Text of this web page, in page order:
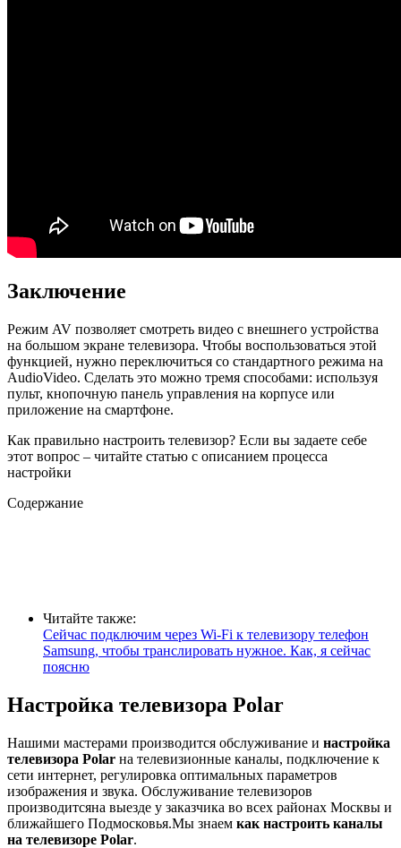
Заключение
Режим AV позволяет смотреть видео с внешнего устройства
на большом экране телевизора. Чтобы воспользоваться этой
функцией, нужно переключиться со стандартного режима на
AudioVideo. Сделать это можно тремя способами: используя
пульт, кнопочную панель управления на корпусе или
приложение на смартфоне.
Как правильно настроить телевизор? Если вы задаете себе
этот вопрос – читайте статью с описанием процесса
настройки
Содержание
Читайте также:
Сейчас подключим через Wi-Fi к телевизору телефон
Samsung, чтобы транслировать нужное. Как, я сейчас
поясню
Настройка телевизора Polar
Нашими мастерами производится обслуживание и настройка
телевизора Polar на телевизионные каналы, подключение к
сети интернет, регулировка оптимальных параметров
изображения и звука. Обслуживание телевизоров
производитсяна выезде у заказчика во всех районах Москвы и
ближайшего Подмосковья.Мы знаем как настроить каналы
на телевизоре Polar.